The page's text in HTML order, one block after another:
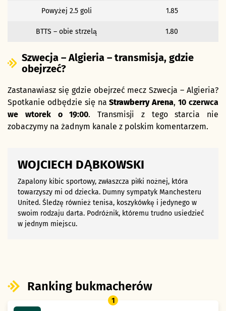
Powyżej 2.5 goli 1.85
BTTS – obie strzelą 1.80
Szwecja – Algieria – transmisja, gdzie
obejrzeć?
Zastanawiasz się gdzie obejrzeć mecz Szwecja – Algieria?
Spotkanie odbędzie się naStrawberry Arena,10 czerwca
we wtorek o 19:00. Transmisji z tego starcia nie
zobaczymy na żadnym kanale z polskim komentarzem.
WOJCIECH DĄBKOWSKI
Zapalony kibic sportowy, zwłaszcza piłki nożnej, która
towarzyszy mi od dziecka. Dumny sympatyk Manchesteru
United. Śledzę również tenisa, koszykówkę i jedynego w
swoim rodzaju darta. Podróżnik, któremu trudno usiedzieć
w jednym miejscu.
Ranking bukmacherów
1